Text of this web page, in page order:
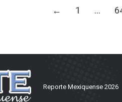
← 1 …
Reporte Mexiquense 2026